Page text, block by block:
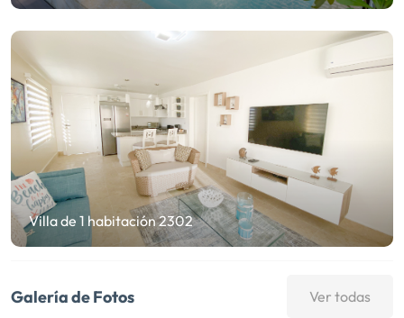
Villa de 1 habitación 2302
Galería de Fotos Ver todas